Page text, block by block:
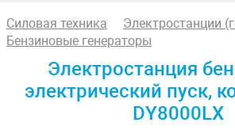
Силовая техника
Электростанции
Бензиновые генераторы
Электростанция
электрический пуск,
DY8000LX